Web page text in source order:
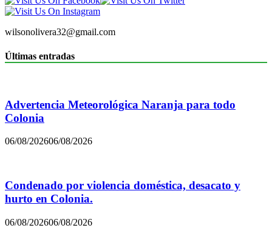
wilsonolivera32@gmail.com
Últimas entradas
Advertencia Meteorológica Naranja para todo
Colonia
06/08/202606/08/2026
Condenado por violencia doméstica, desacato y
hurto en Colonia.
06/08/202606/08/2026